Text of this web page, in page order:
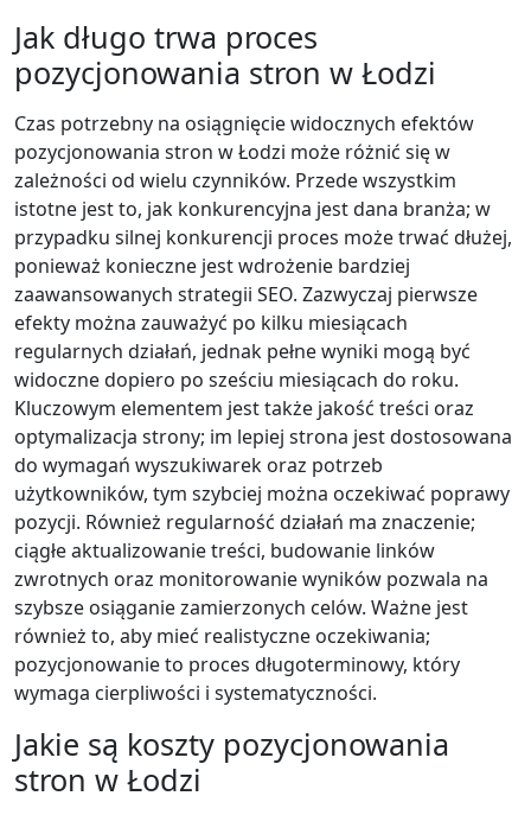
Jak długo trwa proces
pozycjonowania stron w Łodzi
Czas potrzebny na osiągnięcie widocznych efektów
pozycjonowania stron w Łodzi może różnić się w
zależności od wielu czynników. Przede wszystkim
istotne jest to, jak konkurencyjna jest dana branża; w
przypadku silnej konkurencji proces może trwać dłużej,
ponieważ konieczne jest wdrożenie bardziej
zaawansowanych strategii SEO. Zazwyczaj pierwsze
efekty można zauważyć po kilku miesiącach
regularnych działań, jednak pełne wyniki mogą być
widoczne dopiero po sześciu miesiącach do roku.
Kluczowym elementem jest także jakość treści oraz
optymalizacja strony; im lepiej strona jest dostosowana
do wymagań wyszukiwarek oraz potrzeb
użytkowników, tym szybciej można oczekiwać poprawy
pozycji. Również regularność działań ma znaczenie;
ciągłe aktualizowanie treści, budowanie linków
zwrotnych oraz monitorowanie wyników pozwala na
szybsze osiąganie zamierzonych celów. Ważne jest
również to, aby mieć realistyczne oczekiwania;
pozycjonowanie to proces długoterminowy, który
wymaga cierpliwości i systematyczności.
Jakie są koszty pozycjonowania
stron w Łodzi